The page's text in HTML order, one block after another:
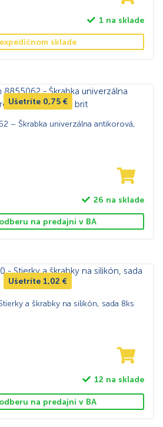
1 na sklade
sklade
Ušetríte 0,75 €
– Škrabka univerzálna antikorová,
26 na sklade
na predajni v BA
Ušetríte 1,02 €
a škrabky na silikón, sada 8ks
12 na sklade
na predajni v BA